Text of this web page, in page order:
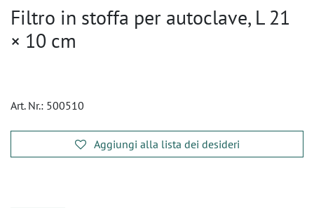
Filtro in stoffa per autoclave, L 21
× 10 cm
Art. Nr.: 500510
Aggiungi alla lista dei desideri